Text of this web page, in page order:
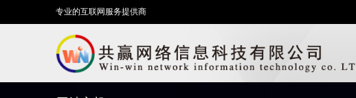
专业的互联网服务提供商